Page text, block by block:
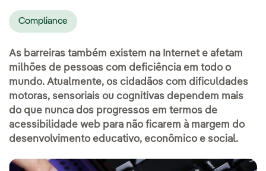
Compliance
As barreiras também existem na Internet e afetam
milhões de pessoas com deficiência em todo o
mundo. Atualmente, os cidadãos com dificuldades
motoras, sensoriais ou cognitivas dependem mais
do que nunca dos progressos em termos de
acessibilidade web para não ficarem à margem do
desenvolvimento educativo, econômico e social.